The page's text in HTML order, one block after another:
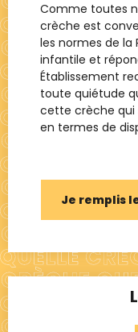
Comme toutes
crèche est
les normes de
infantile et
Établissement
toute quiétude
cette crèche qui
en termes de
Je remplis